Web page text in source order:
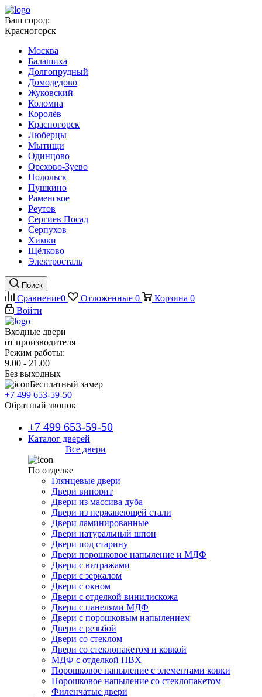
Ваш город:
Красногорск
Москва
Балашиха
Долгопрудный
Домодедово
Жуковский
Коломна
Королёв
Красногорск
Люберцы
Мытищи
Одинцово
Орехово-Зуево
Подольск
Пушкино
Раменское
Реутов
Сергиев Посад
Серпухов
Химки
Щёлково
Электросталь
Поиск
Сравнение0 Отложенные 0 Корзина 0
Войти
Входные двери
от производителя
Режим работы:
9.00 - 21.00
Без выходных
Бесплатный замер
+7 499 653-59-50
Обратный звонок
+7 499 653-59-50
Каталог дверей
Все двери
По отделке
Глянцевые двери
Двери винорит
Двери из массива дуба
Двери из нержавеющей стали
Двери ламинированные
Двери натуральный шпон
Двери под старину
Двери порошковое напыление и МДФ
Двери с витражами
Двери с зеркалом
Двери с окном
Двери с отделкой винилискожа
Двери с панелями МДФ
Двери с порошковым напылением
Двери с резьбой
Двери со стеклом
Двери со стеклопакетом и ковкой
МДФ с отделкой ПВХ
Порошковое напыление с элементами ковки
Порошковое напыление со стеклопакетом
Филенчатые двери